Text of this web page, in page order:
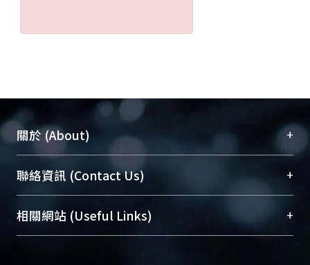
關於 (About) +
臺大位居世界頂尖大學之列，為永久珍藏及向國際
展現本校豐碩的研究成果及學術能量，圖書館整合
機構典藏（NTUR）與學術庫（AH）不同功能平
台，成為臺大學術典藏NTU scholars。期能整合研
聯絡資訊 (Contact Us) +
總館學科館員(Main Library)
醫學圖書館學科館員(Medical Library)
相關網站 (Useful Links) +